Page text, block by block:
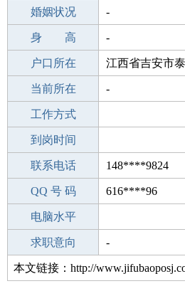
出生年月 1986-03-21
婚姻状况 -
学 历 高中
身 高 -
毕业学校 郴州团结中学
户口所在 江西省吉安市
所学专业 -
当前所在 -
工作经验
工作方式
驾 照
到岗时间
期望月薪
联系电话 148****9824
手机号码 148****9824
QQ 号 码 616****96
微信号码
电脑水平
外语水平
求职意向 -
本文链接：http://